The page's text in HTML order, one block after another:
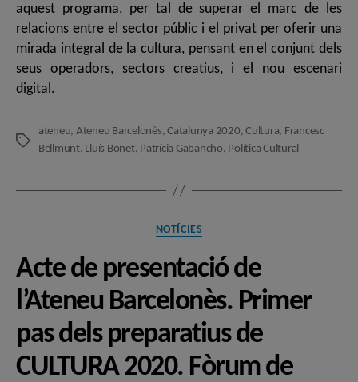
aquest programa, per tal de superar el marc de les
relacions entre el sector públic i el privat per oferir una
mirada integral de la cultura, pensant en el conjunt dels
seus operadors, sectors creatius, i el nou escenari
digital.
Etiquetes
ateneu, Ateneu Barcelonès,Catalunya 2020,Cultura, Francesc
Bellmunt, Lluís Bonet, Patrícia Gabancho, Política Cultural
Categories
NOTÍCIES
Acte de presentació de
l’Ateneu Barcelonès. Primer
pas dels preparatius de
CULTURA 2020. Fòrum de